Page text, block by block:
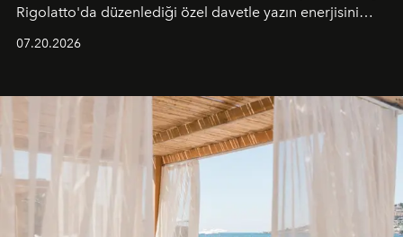
Rigolatto'da düzenlediği özel davetle yazın enerjisini
07.20.2026